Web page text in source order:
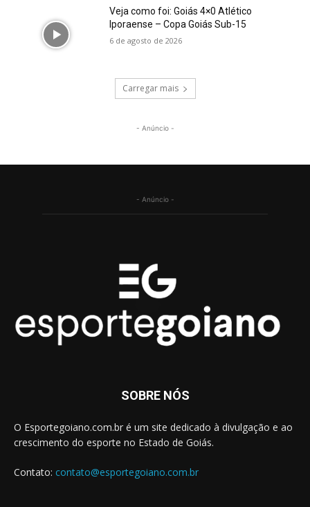
Veja como foi: Goiás 4×0 Atlético
Iporaense – Copa Goiás Sub-15
6 de agosto de 2026
Carregar mais
- Anúncio -
- Anúncio -
SOBRE NÓS
O Esportegoiano.com.br é um site dedicado à divulgação e ao
crescimento do esporte no Estado de Goiás.
Contato: contato@esportegoiano.com.br